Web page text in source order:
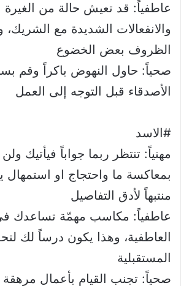
عاطفياً: قد تعيش حالة من الغيرة
والانفعالات الشديدة مع
الظروف بعض الخضوع
صحياً: حاول النهوض باكراً وقم
الأصدقاء قبل التوجه إلى العمل
#الاسد
مهنياً: تنتظر ربما جواباً فيأتيك
بمعاكسة ما واحتجاج او استمهال
منتبهاً لأدق التفاصيل
عاطفياً: مكاسب مهمّة تساعدك
العاطفية، وهذا يكون درساً لك
المستقبلية
صحياً: تجنب القيام بأعمال